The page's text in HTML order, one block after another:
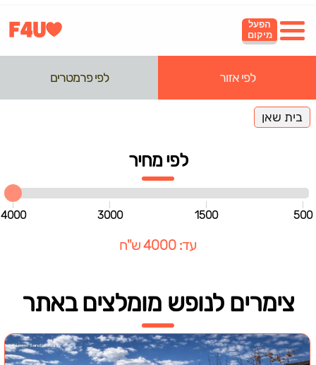
הפעל
מיקום
לפי אזור לפי פרמטרים
בית שאן
לפי מחיר
500
1500
3000
4000
עד: 4000 ש"ח
צימרים לנופש מומלצים באתר